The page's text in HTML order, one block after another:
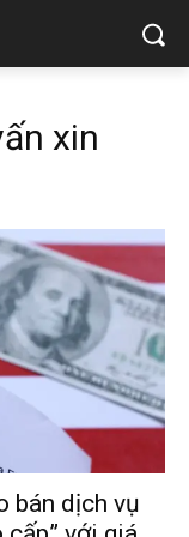
xin
bán dịch vụ